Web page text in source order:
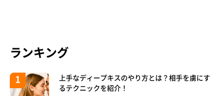
ランキング
上手なディープキスのやり方とは？相手を虜にす
るテクニックを紹介！